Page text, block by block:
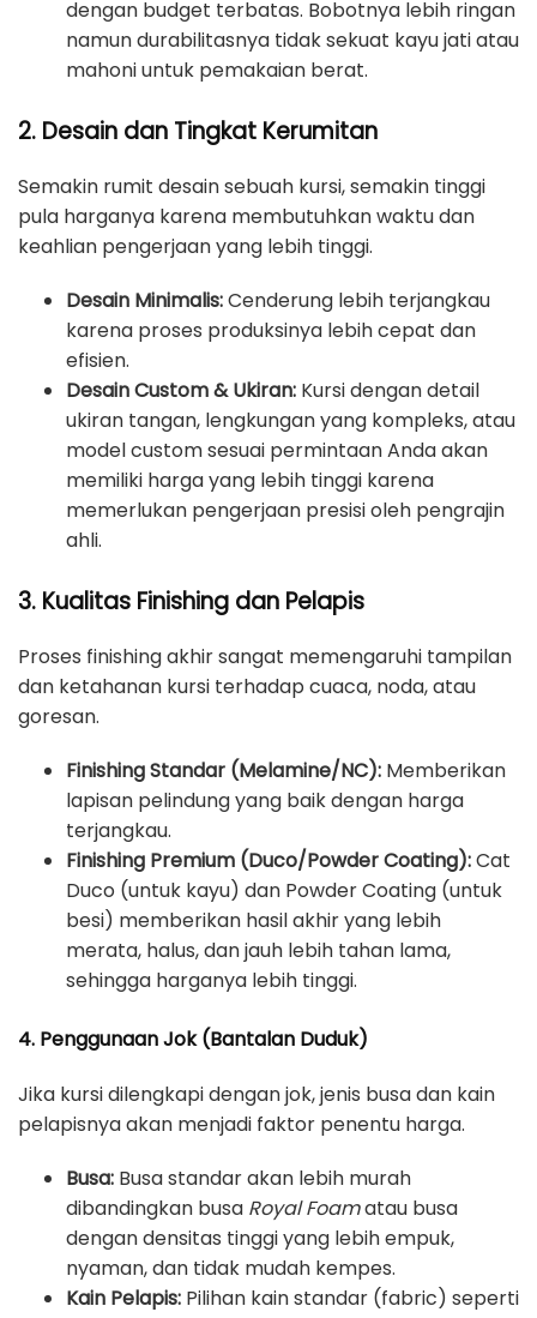
dengan budget terbatas. Bobotnya lebih ringan
namun durabilitasnya tidak sekuat kayu jati atau
mahoni untuk pemakaian berat.
2. Desain dan Tingkat Kerumitan
Semakin rumit desain sebuah kursi, semakin tinggi
pula harganya karena membutuhkan waktu dan
keahlian pengerjaan yang lebih tinggi.
Desain Minimalis:Cenderung lebih terjangkau
karena proses produksinya lebih cepat dan
efisien.
Desain Custom & Ukiran: Kursi dengan detail
ukiran tangan, lengkungan yang kompleks, atau
model custom sesuai permintaan Anda akan
memiliki harga yang lebih tinggi karena
memerlukan pengerjaan presisi oleh pengrajin
ahli.
3. Kualitas Finishing dan Pelapis
Proses finishing akhir sangat memengaruhi tampilan
dan ketahanan kursi terhadap cuaca, noda, atau
goresan.
Finishing Standar (Melamine/NC): Memberikan
lapisan pelindung yang baik dengan harga
terjangkau.
Finishing Premium (Duco/Powder Coating):Cat
Duco (untuk kayu) dan Powder Coating (untuk
besi) memberikan hasil akhir yang lebih
merata, halus, dan jauh lebih tahan lama,
sehingga harganya lebih tinggi.
4. Penggunaan Jok (Bantalan Duduk)
Jika kursi dilengkapi dengan jok, jenis busa dan kain
pelapisnya akan menjadi faktor penentu harga.
Busa: Busa standar akan lebih murah
dibandingkan busa Royal Foamatau busa
dengan densitas tinggi yang lebih empuk,
nyaman, dan tidak mudah kempes.
Kain Pelapis: Pilihan kain standar (fabric) seperti